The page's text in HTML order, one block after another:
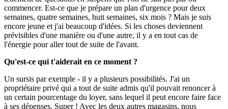
commencer. Est-ce que je prépare un plan d'urgence pour deux
semaines, quatre semaines, huit semaines, six mois ? Mais je suis
encore jeune et j'ai beaucoup d'idées. Si les choses deviennent
prévisibles d'une manière ou d'une autre, il y a en tout cas de
l'énergie pour aller tout de suite de l'avant.
Qu'est-ce qui t'aiderait en ce moment ?
Un sursis par exemple - il y a plusieurs possibilités. J'ai un
propriétaire privé qui a tout de suite admis qu'il pouvait renoncer à
un certain pourcentage du loyer, sans lequel il peut encore faire face
à ses dépenses. Super ! Avec les deux autres magasins, nous